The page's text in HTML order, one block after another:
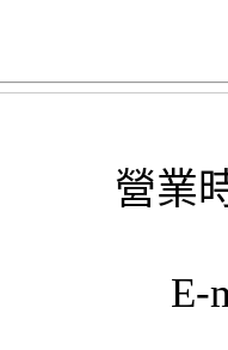
營業
E-